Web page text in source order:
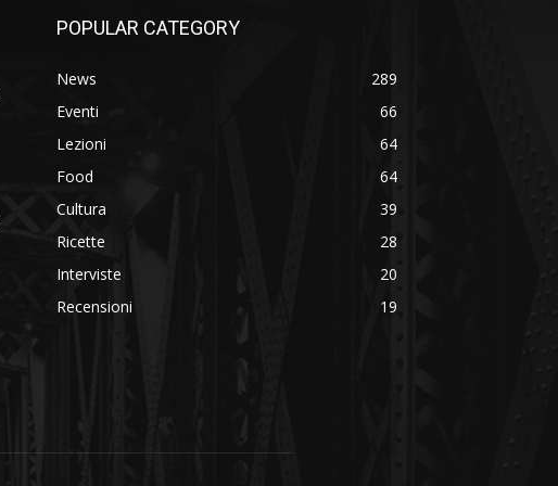
POPULAR CATEGORY
News
289
Eventi
66
Lezioni
64
Food
64
Cultura
39
Ricette
28
Interviste
20
Recensioni
19